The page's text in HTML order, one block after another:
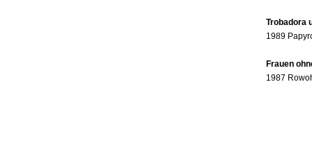
Trobadora
1989
Frauen
1987